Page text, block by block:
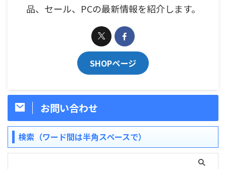
品、セール、PCの最新情報を紹介します。
SHOPページ
お問い合わせ
検索（ワード間は半角スペースで）